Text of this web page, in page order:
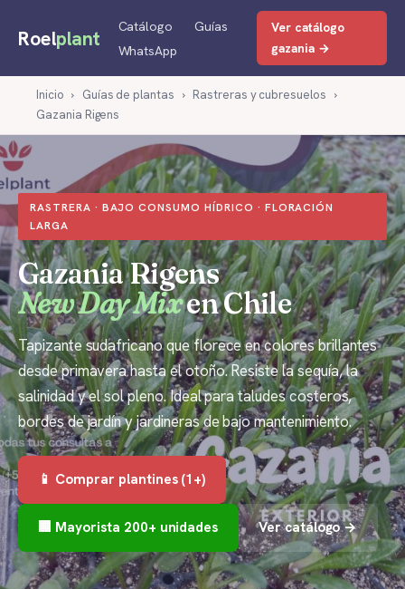
Roelplant Catálogo
Guías
WhatsApp
Ver catálogo
gazania →
Inicio › Guías de plantas › Rastreras y cubresuelos ›
Gazania Rigens
RASTRERA · BAJO CONSUMO HÍDRICO · FLORACIÓN
LARGA
Gazania Rigens
New Day Mixen Chile
Tapizante sudafricano que florece en colores brillantes
desde primavera hasta el otoño. Resiste la sequía, la
salinidad y el sol pleno. Ideal para taludes costeros,
bordes de jardín y jardineras de bajo mantenimiento.
📱 Comprar plantines (1+)
🏢 Mayorista 200+ unidades Ver catálogo →